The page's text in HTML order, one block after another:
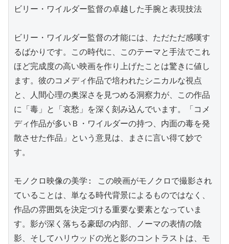
ビリー・ワイルダー監督の卓越した手腕と表現技法
ビリー・ワイルダー監督の才能には、ただただ感嘆す
るばかりです。この時代に、このテーマと手法でこれ
ほど完成度の高い映画を作り上げたことは驚きに値し
ます。彼のコメディ作品で培われたシニカルな視点
と、人間心理の奥深さを見つめる洞察力が、この作品
に「毒」と「哀愁」を深く刻み込んでいます。「コメ
ディ作品が多いＢ・ワイルダーの持つ、内面の毒を発
散させた作品」という意見は、まさに言い得て妙で
す。
モノクロ映像の美学: この映画がモノクロで撮影され
ていることは、単なる時代背景によるものではなく、
作品の雰囲気を決定づける重要な要素となっていま
す。影が深く落ちる豪邸の内部、ノーマの表情の陰
影、そしてハリウッドの光と影のコントラストは、モ